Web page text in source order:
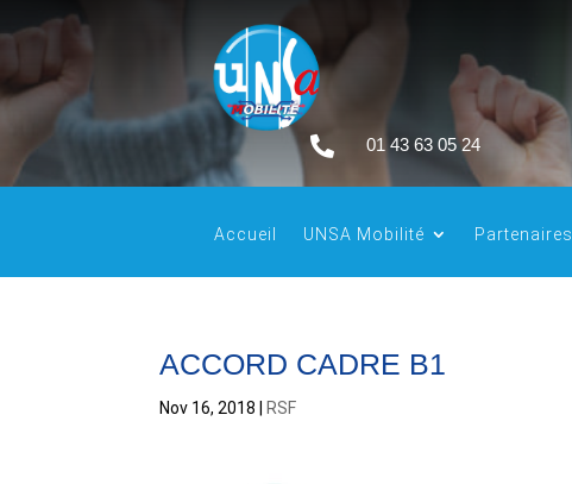
 01 43 63 05 24
Accueil UNSA Mobilité Partenaires
ACCORD CADRE B1
Nov 16, 2018 RSF